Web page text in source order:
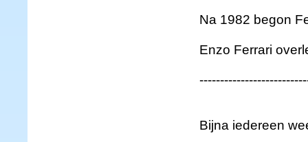
Na 1982 begon
Enzo Ferrari
Bijna iedereen